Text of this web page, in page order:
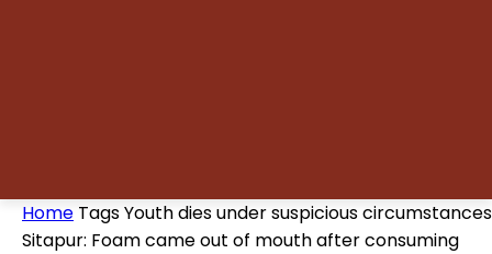
Home TagsYouth dies under suspicious
Sitapur: Foam came out of mouth after consuming